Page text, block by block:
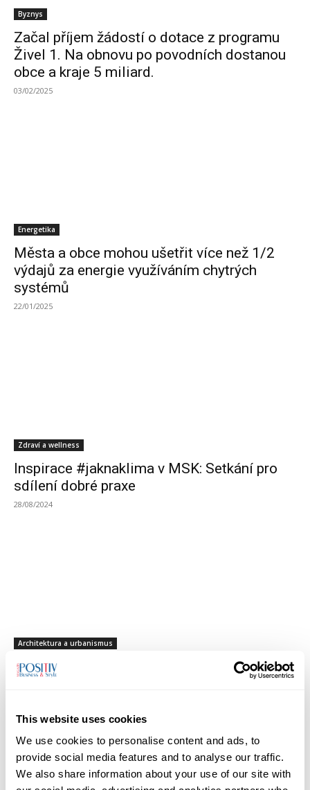
This website uses cookies
We use cookies to personalise content and ads, to
provide social media features and to analyse our traffic.
We also share information about your use of our site with
Byznys
Začal příjem žádostí o dotace z programu
Živel 1. Na obnovu po povodních dostanou
obce a kraje 5 miliard.
03/02/2025
Energetika
Města a obce mohou ušetřit více než 1/2
výdajů za energie využíváním chytrých
systémů
22/01/2025
Zdraví a wellness
Inspirace #jaknaklima v MSK: Setkání pro
sdílení dobré praxe
28/08/2024
Architektura a urbanismus
Půl milionu korun pro Vesnici roku. Startuje